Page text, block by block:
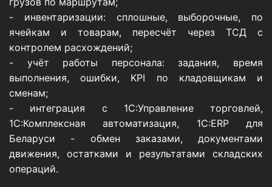
- инвентаризации: сплошные, выборочные, по
ячейкам и товарам, пересчёт через ТСД с
контролем расхождений;
- учёт работы персонала: задания, время
выполнения, ошибки, KPI по кладовщикам и
сменам;
- интеграция с 1С:Управление торговлей,
1С:Комплексная автоматизация, 1С:ERP для
Беларуси - обмен заказами, документами
движения, остатками и результатами складских
операций.